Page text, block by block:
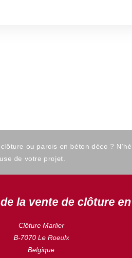
ou parois en béton déco ?
de votre projet.
la vente de clôture
Clôture Marlier
B-7070 Le Roeulx
Belgique